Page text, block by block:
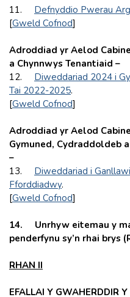
11. Defnyddio Pwerau
[Gweld Cofnod]
Adroddiad yr Aelod
a Chynnwys Tenantiaid –
12. Diweddariad 2024 i
Tai 2022-2025.
[Gweld Cofnod]
Adroddiad yr Aelod
Gymuned, Cydraddoldeb
–
13. Diweddariad i
Fforddiadwy.
[Gweld Cofnod]
14. Unrhyw eitemau y
penderfynu sy’n rhai brys
RHAN II
EFALLAI Y GWAHERDDIR